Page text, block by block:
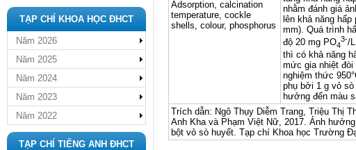
TẠP CHÍ KHOA HỌC ĐHCT
Năm 2026
Năm 2025
Năm 2024
Năm 2023
Năm 2022
TẠP CHÍ TIẾNG ANH ĐHCT
Adsorption, calcination
temperature, cockle
shells, colour, phosphorus
nhằm đánh giá
lên khả năng
mm). Quá trình
độ 20 mg PO4
3-/
thì có khả năng
mức gia nhiệt đòi
nghiệm thức
phụ bởi 1 g vỏ sò
hưởng đến màu
Trích dẫn: Ngô Thụy Diễm Trang, Triệu Thị
Anh Kha và Phạm Việt Nữ, 2017. Ảnh
bột vỏ sò huyết. Tạp chí Khoa học Trường